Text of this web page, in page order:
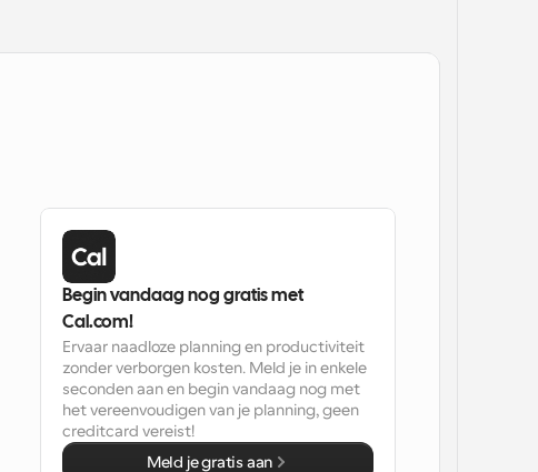
Begin vandaag nog gratis met
Cal.com!
Ervaar naadloze planning en productiviteit
zonder verborgen kosten. Meld je in enkele
seconden aan en begin vandaag nog met
het vereenvoudigen van je planning, geen
creditcard vereist!
Meld je gratis aan